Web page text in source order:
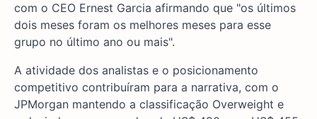
com o CEO Ernest Garcia afirmando que "os últimos
dois meses foram os melhores meses para esse
grupo no último ano ou mais".
A atividade dos analistas e o posicionamento
competitivo contribuíram para a narrativa, com o
JPMorgan mantendo a classificação Overweight e